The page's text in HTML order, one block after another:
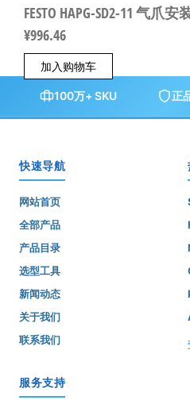
FESTO HAPG-SD2-11 气爪
¥996.46
加入购物车
100万+ SKU 正
快速导航
网站首页
全部产品
产品目录
选型工具
新闻动态
关于我们
联系我们
服务支持